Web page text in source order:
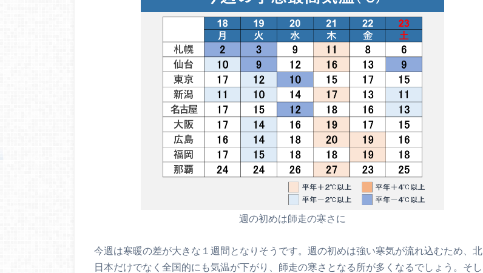
週の初めは師走の寒さに
今週は寒暖の差が大きな１週間となりそうです。週の初めは強い寒気が流れ込むため、北
日本だけでなく全国的にも気温が下がり、師走の寒さとなる所が多くなるでしょう。そし